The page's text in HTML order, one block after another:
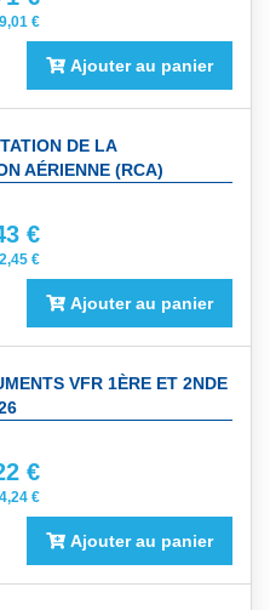
€
Ajouter au panier
DE LA
AÉRIENNE (RCA)
€
€
Ajouter au panier
VFR 1ÈRE ET 2NDE
€
€
Ajouter au panier